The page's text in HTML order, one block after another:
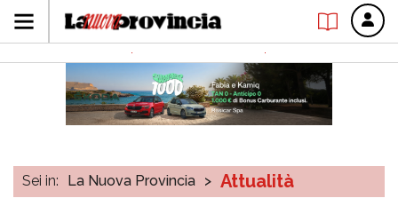
Sei in: La Nuova Provincia > Attualità